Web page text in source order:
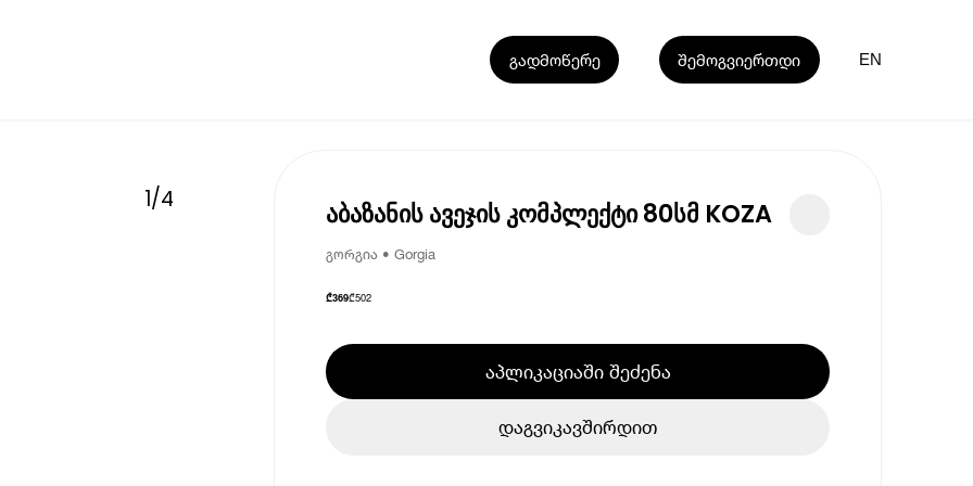
გადმოწერე შემოგვიერთდი EN
1/4 აბაზანის ავეჯის კომპლექტი 80სმ KOZA
გორგია • Gorgia
₾369₾502
აპლიკაციაში შეძენა
დაგვიკავშირდით